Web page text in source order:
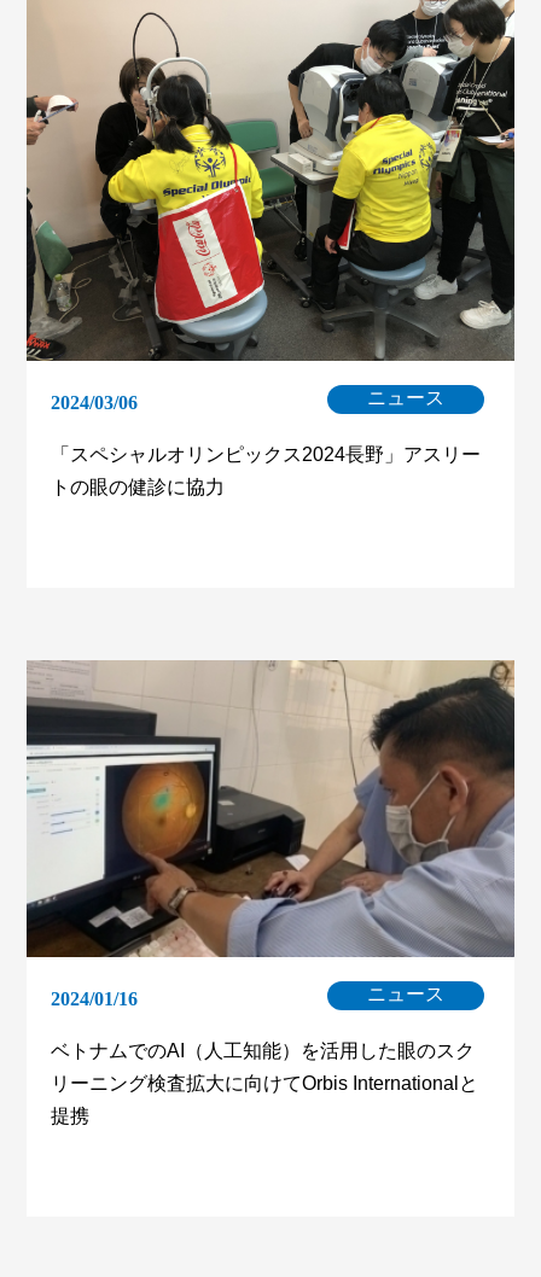
2024/03/06 ニュース
「スペシャルオリンピックス2024長野」アスリー
トの眼の健診に協力
2024/01/16 ニュース
ベトナムでのAI（人工知能）を活用した眼のスク
リーニング検査拡大に向けてOrbis Internationalと
提携